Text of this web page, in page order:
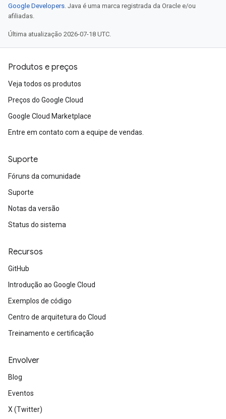
Google Developers. Java é uma marca registrada da Oracle e/ou
afiliadas.
Última atualização 2026-07-18 UTC.
Produtos e preços
Veja todos os produtos
Preços do Google Cloud
Google Cloud Marketplace
Entre em contato com a equipe de vendas.
Suporte
Fóruns da comunidade
Suporte
Notas da versão
Status do sistema
Recursos
GitHub
Introdução ao Google Cloud
Exemplos de código
Centro de arquitetura do Cloud
Treinamento e certificação
Envolver
Blog
Eventos
X (Twitter)